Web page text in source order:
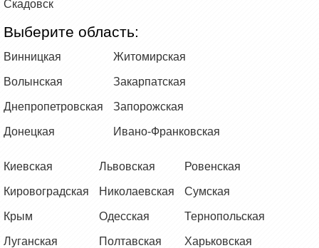
Скадовск
Выберите область:
Винницкая
Волынская
Днепропетровская
Донецкая
Житомирская
Закарпатская
Запорожская
Ивано-Франковская
Киевская
Кировоградская
Крым
Луганская
Львовская
Николаевская
Одесская
Полтавская
Ровенская
Сумская
Тернопольская
Харьковская